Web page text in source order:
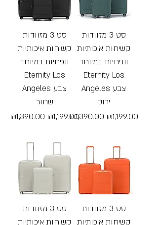
סט 3 מזוודות
קשיחות איכותיות
ונפחיות במיוחד
Eternity Los
Angeles צבע
שחור
Regular Price
₪1,390.00 Sale Price
₪1,199.00
סט 3 מזוודות
קשיחות איכותיות
ונפחיות במיוחד
Eternity Los
Angeles צבע
ירוק
Regular Price
₪1,390.00 Sale Price
₪1,199.00
סט 3 מזוודות
קשיחות איכותיות
סט 3 מזוודות
קשיחות איכותיות